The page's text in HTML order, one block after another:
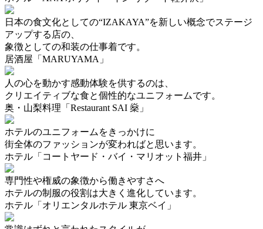
日本の食文化としての“IZAKAYA”を新しい概念でステージ
アップする店の、
象徴としての和装の仕事着です。
居酒屋「MARUYAMA」
人の心を動かす感動体験を供するのは、
クリエイティブな食と個性的なユニフォームです。
奥・山梨料理「Restaurant SAI 燊」
ホテルのユニフォームをきっかけに
街全体のファッションが変わればと思います。
ホテル「コートヤード・バイ・マリオット福井」
専門性や権威の象徴から働きやすさへ
ホテルの制服の役割は大きく進化しています。
ホテル「オリエンタルホテル 東京ベイ」